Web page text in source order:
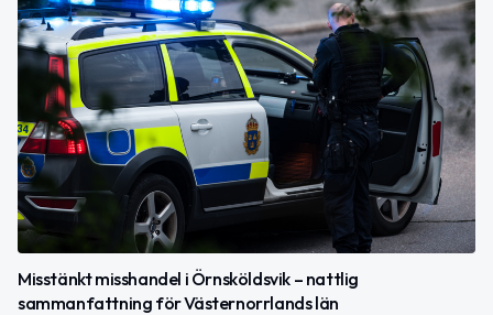
Misstänkt misshandel i Örnsköldsvik – nattlig
sammanfattning för Västernorrlands län